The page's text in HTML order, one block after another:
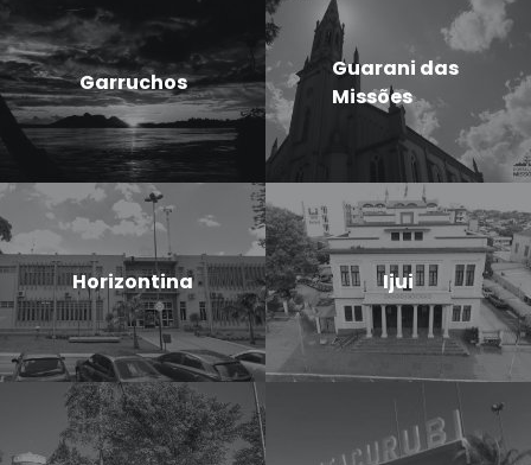
Garruchos
Guarani das
Missões
Horizontina Ijui